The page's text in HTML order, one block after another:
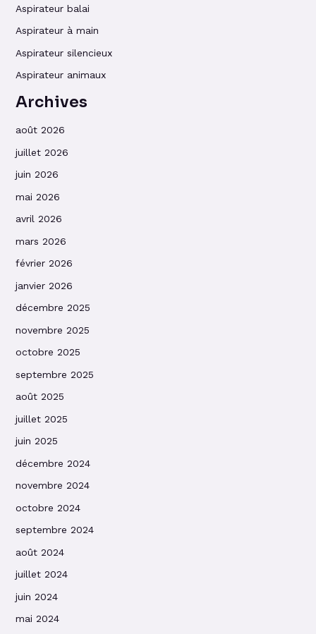
Aspirateur balai
Aspirateur à main
Aspirateur silencieux
Aspirateur animaux
Archives
août 2026
juillet 2026
juin 2026
mai 2026
avril 2026
mars 2026
février 2026
janvier 2026
décembre 2025
novembre 2025
octobre 2025
septembre 2025
août 2025
juillet 2025
juin 2025
décembre 2024
novembre 2024
octobre 2024
septembre 2024
août 2024
juillet 2024
juin 2024
mai 2024